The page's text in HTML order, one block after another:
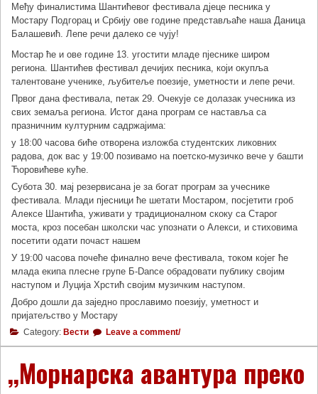
Међу финалистима Шантићевог фестивала дјеце песника у
Мостару Подгорац и Србију ове године представљаће наша Даница
Балашевић. Лепе речи далеко се чују!
Мостар ће и ове године 13. угостити младе пјеснике широм
региона. Шантићев фестивал дечијих песника, који окупља
талентоване ученике, љубитеље поезије, уметности и лепе речи.
Првог дана фестивала, петак 29. Очекује се долазак учесника из
свих земаља региона. Истог дана програм се наставља са
празничним културним садржајима:
у 18:00 часова биће отворена изложба студентских ликовних
радова, док вас у 19:00 позивамо на поетско-музичко вече у башти
Ћоровићеве куће.
Субота 30. мај резервисана је за богат програм за учеснике
фестивала. Млади пјесници ће шетати Мостаром, посјетити гроб
Алексе Шантића, уживати у традиционалном скоку са Старог
моста, кроз посебан школски час упознати о Алекси, и стиховима
посетити одати почаст нашем
У 19:00 часова почеће финално вече фестивала, током којег ће
млада екипа плесне групе Б-Dance обрадовати публику својим
наступом и Луција Хрстић својим музичким наступом.
Добро дошли да заједно прославимо поезију, уметност и
пријатељство у Мостару
Category: Вести Leave a comment/
,,Морнарска авантура преко